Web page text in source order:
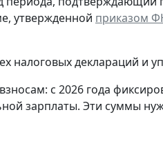
утвержденной приказом
налоговых деклараций и
с 2026 года
зарплаты. Эти суммы